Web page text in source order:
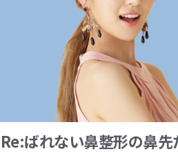
Re:ばれない鼻整形の鼻